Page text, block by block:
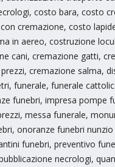
costo bara, costo
cremazione, costo
in aereo, costruzione
cani, cremazione gatti,
cremazione salma,
funerale, funerale
funebri, impresa pompe
messa funerale,
onoranze funebri
funebri, preventivo
necrologi,